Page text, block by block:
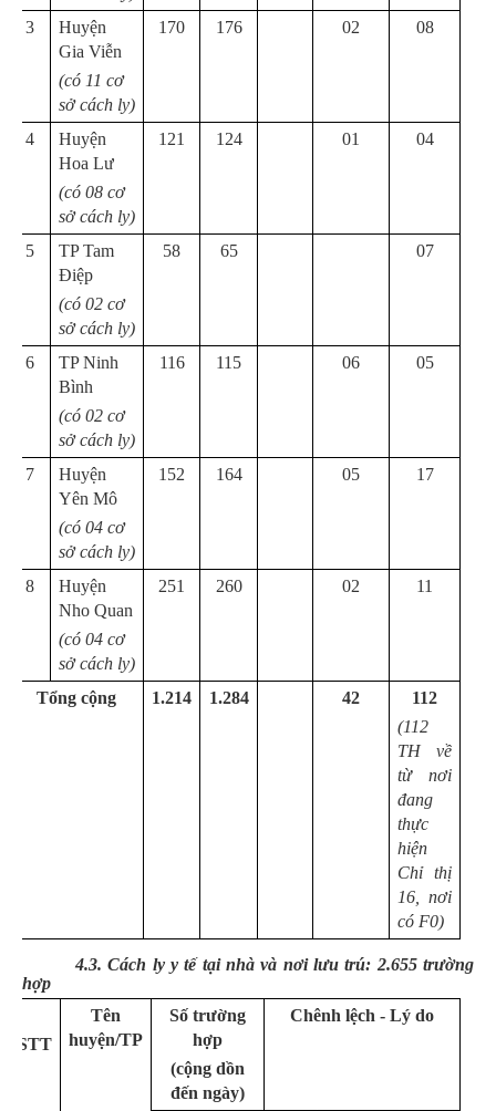
3
Huyện
Gia Viễn
(có 11 cơ
sở cách ly)
170 176 02 08
4
Huyện
Hoa Lư
(có 08 cơ
sở cách ly)
121 124 01 04
5
TP Tam
Điệp
(có 02 cơ
sở cách ly)
58 65 07
6
TP Ninh
Bình
(có 02 cơ
sở cách ly)
116 115 06 05
7
Huyện
Yên Mô
(có 04 cơ
sở cách ly)
152 164 05 17
8
Huyện
Nho Quan
(có 04 cơ
sở cách ly)
251 260 02 11
Tổng cộng 1.214 1.284 42
112
(112
TH về
từ nơi
đang
thực
hiện
Chỉ thị
16, nơi
có F0)
4.3. Cách ly y tế tại nhà và nơi lưu trú: 2.655trường
hợp
STT
Tên
huyện/TP
Số trường
hợp
(cộng dồn
đến ngày)
Chênh lệch - Lý do